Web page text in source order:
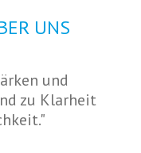
UNS
und
zu Klarheit